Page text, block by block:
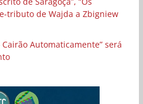
tributo de Wajda a Zbigniew
Automaticamente” será